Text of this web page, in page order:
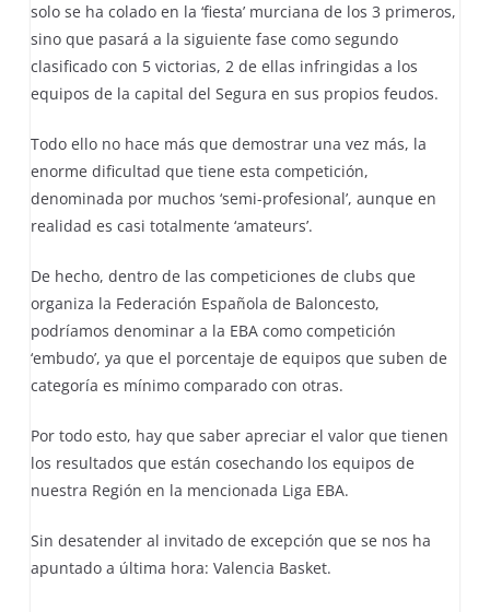
solo se ha colado en la ‘fiesta’ murciana de los 3 primeros,
sino que pasará a la siguiente fase como segundo
clasificado con 5 victorias, 2 de ellas infringidas a los
equipos de la capital del Segura en sus propios feudos.
Todo ello no hace más que demostrar una vez más, la
enorme dificultad que tiene esta competición,
denominada por muchos ‘semi-profesional’, aunque en
realidad es casi totalmente ‘amateurs’.
De hecho, dentro de las competiciones de clubs que
organiza la Federación Española de Baloncesto,
podríamos denominar a la EBA como competición
‘embudo’, ya que el porcentaje de equipos que suben de
categoría es mínimo comparado con otras.
Por todo esto, hay que saber apreciar el valor que tienen
los resultados que están cosechando los equipos de
nuestra Región en la mencionada Liga EBA.
Sin desatender al invitado de excepción que se nos ha
apuntado a última hora: Valencia Basket.